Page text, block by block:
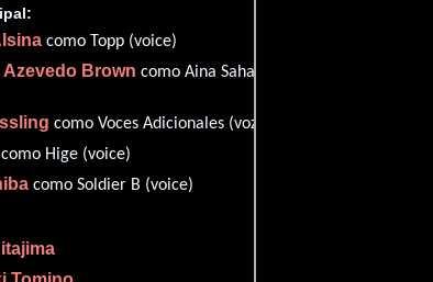
como Topp (voice)
Azevedo Brown como Aina Sahalin
como Voces Adicionales (voz)
como Hige (voice)
como Soldier B (voice)